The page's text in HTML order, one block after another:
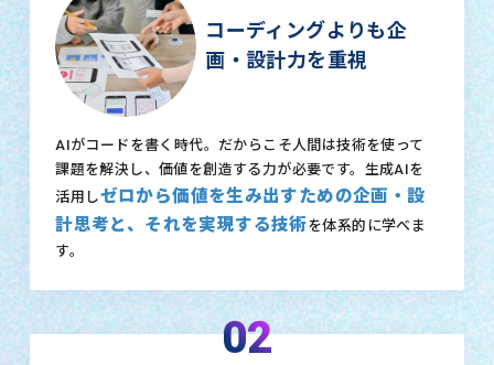
コーディングよりも企
画・設計力を重視
AIがコードを書く時代。だからこそ人間は技術を使って
課題を解決し、価値を創造する力が必要です。生成AIを
活用しゼロから価値を生み出すための企画・設
計思考と、それを実現する技術を体系的に学べま
す。
02